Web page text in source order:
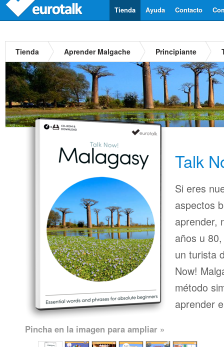
Contacto
Ayuda
Tienda
Tienda Aprender Malgache Principiante
Talk
Si eres
aspectos
aprender,
años u
un turista
Now!
método
aprender
Pincha en la imagen para ampliar »